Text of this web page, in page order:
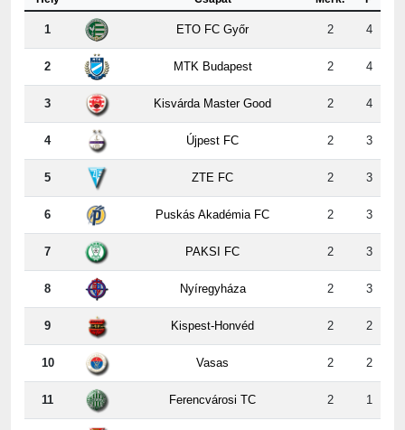
2 MTK Budapest 2 4
3 Kisvárda Master Good 2 4
4 Újpest FC 2 3
5 ZTE FC 2 3
6 Puskás Akadémia FC 2 3
7 PAKSI FC 2 3
8 Nyíregyháza 2 3
9 Kispest-Honvéd 2 2
10 Vasas 2 2
11 Ferencvárosi TC 2 1
12 DVSC 2 0